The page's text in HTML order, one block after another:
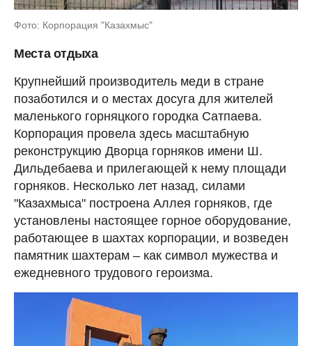
Фото: Корпорация "Казахмыс"
Места отдыха
Крупнейший производитель меди в стране
позаботился и о местах досуга для жителей
маленького горняцкого городка Сатпаева.
Корпорация провела здесь масштабную
реконструкцию Дворца горняков имени Ш.
Дильдебаева и прилегающей к нему площади
горняков. Несколько лет назад, силами
"Казахмыса" построена Аллея горняков, где
установлены настоящее горное оборудование,
работающее в шахтах корпорации, и возведен
памятник шахтерам – как символ мужества и
ежедневного трудового героизма.